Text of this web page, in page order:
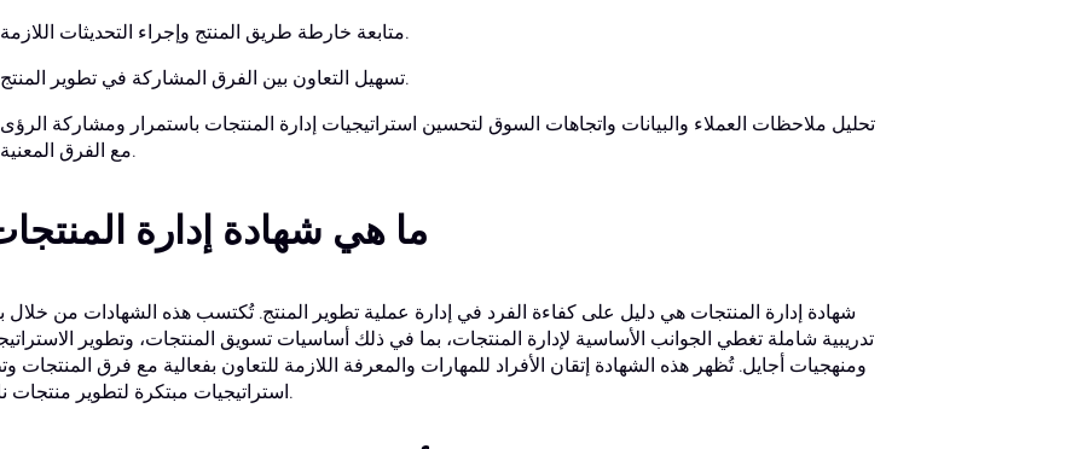
متابعة خارطة طريق المنتج وإجراء التحديثات اللازمة.
تسهيل التعاون بين الفرق المشاركة في تطوير المنتج.
تحليل ملاحظات العملاء والبيانات واتجاهات السوق لتحسين استراتيجيات إدارة المنتجات باستمرار ومشاركة الرؤى
مع الفرق المعنية.
ما هي شهادة إدارة
شهادة إدارة المنتجات هي دليل على كفاءة الفرد في إدارة عملية تطوير المنتج. تُكتسب هذه الشهادات من خلال
تدريبية شاملة تغطي الجوانب الأساسية لإدارة المنتجات، بما في ذلك أساسيات تسويق المنتجات، وتطوير
ومنهجيات أجايل. تُظهر هذه الشهادة إتقان الأفراد للمهارات والمعرفة اللازمة للتعاون بفعالية مع فرق المنتجات
استراتيجيات مبتكرة لتطوير منتجات ناجحة.